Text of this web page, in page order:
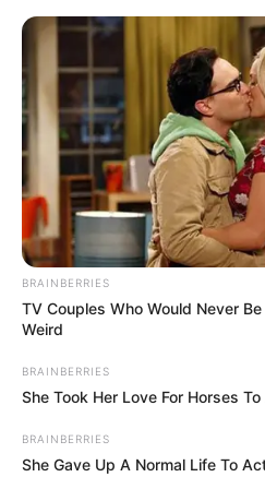
Co nowego na 4K
dolarów”, Spider-
wojny” i inne
Mateusz Zaczyk 13 marca 2022
BRAINBERRIES
TV Couples Who Would Never
Weird
BRAINBERRIES
She Took Her Love For Horses
BRAINBERRIES
She Gave Up A Normal Life To